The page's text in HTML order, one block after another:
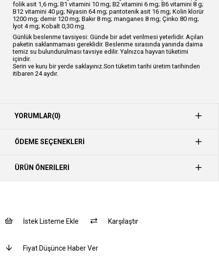
folik asit 1,6 mg; B1 vitamini 10 mg; B2 vitamini 6 mg; B6 vitamini 8 g;
B12 vitamini 40 μg; Niyasin 64 mg; pantotenik asit 16 mg; Kolin klorür
1200 mg; demir 120 mg; Bakır 8 mg; manganes 8 mg; Çinko 80 mg;
İyot 4 mg; Kobalt 0,30 mg.
Günlük beslenme tavsiyesi: Günde bir adet verilmesi yeterlidir. Açılan
paketin saklanmaması gereklidir. Beslenme sırasında yanında daima
temiz su bulundurulması tavsiye edilir. Yalnızca hayvan tüketimi
içindir.
Serin ve kuru bir yerde saklayınız.Son tüketim tarihi üretim tarihinden
itibaren 24 aydır.
YORUMLAR(0)
ÖDEME SEÇENEKLERI
ÜRÜN ÖNERILERI
İstek Listeme Ekle Karşılaştır
Fiyat Düşünce Haber Ver